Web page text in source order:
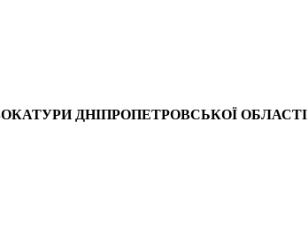
ДНІПРОПЕТРОВСЬКОЇ ОБЛАСТІ